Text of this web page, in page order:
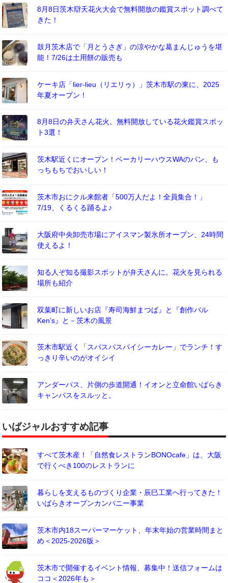
8月8日茨木辯天花火大会で無料開放の鑑賞スポット調べて
きた！
鼓月茨木店で「月とうさぎ」の涼やかな葛まんじゅうを堪
能！7/26は土用餅の販売も
ケーキ店「lier-lieu（リエリゥ）」茨木市駅の東に、2025
年夏オープン！
8月8日の弁天さん花火。無料開放している花火鑑賞スポッ
ト3選！
茨木駅近くにオープン！ベーカリーハウスWAのパン、も
っちもちでおいしい！
茨木市おにクル来館者「500万人だよ！全員集合！」
7/19、くるくる踊るよ♪
大阪府中央卸売市場にアイスマン製氷所オープン、24時間
使えるよ！
知る人ぞ知る撮影スポットが弁天さんに。花火を見られる
場所も紹介
双葉町に新しいお店『寿司海鮮まつば』と『創作バル
Ken’s』と－茨木の風景
茨木市駅近く「スパスパスパイシーカレー」でランチ！す
っきり辛いのがオイシイ
アンダーパス、片側の歩道開通！イオンと立命館いばらき
キャンパスをスルッと。
いばジャルおすすめ記事
すべて茨木産！「自然食レストランBONOcafe」は、大阪
で行くべき100のレストランに
暮らしを支えるものづくり企業・辰巳工業へ行ってきた！
いばらきオープンカンパニー事業
茨木市内18スーパーマーケット、年末年始の営業時間まと
め＜2025-2026版＞
茨木市で開催するイベント情報、募集中！送信フォームは
ココ＜2026年も＞